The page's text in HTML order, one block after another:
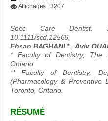
Affichages : 3207
Spec Care Dentist.
10.1111/scd.12566.
Ehsan BAGHANI * , Aviv
* Faculty of Dentistry, The
Ontario.
** Faculty of Dentistry,
(Pharmacology & Preventive
Toronto, Ontario.
RÉSUMÉ